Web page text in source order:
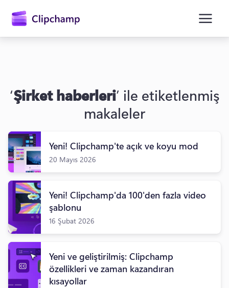
Oturum açın
Ücretsiz deneyin
‘Şirket haberleri’ ile etiketlenmiş
makaleler
Yeni! Clipchamp'te açık ve koyu mod
20 Mayıs 2026
Yeni! Clipchamp'da 100'den fazla video
şablonu
16 Şubat 2026
Yeni ve geliştirilmiş: Clipchamp
özellikleri ve zaman kazandıran
kısayollar